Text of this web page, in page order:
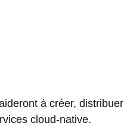
à créer, distribuer
cloud-native.